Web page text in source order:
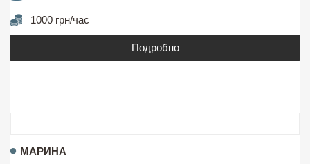
1000 грн/час
Подробно
МАРИНА